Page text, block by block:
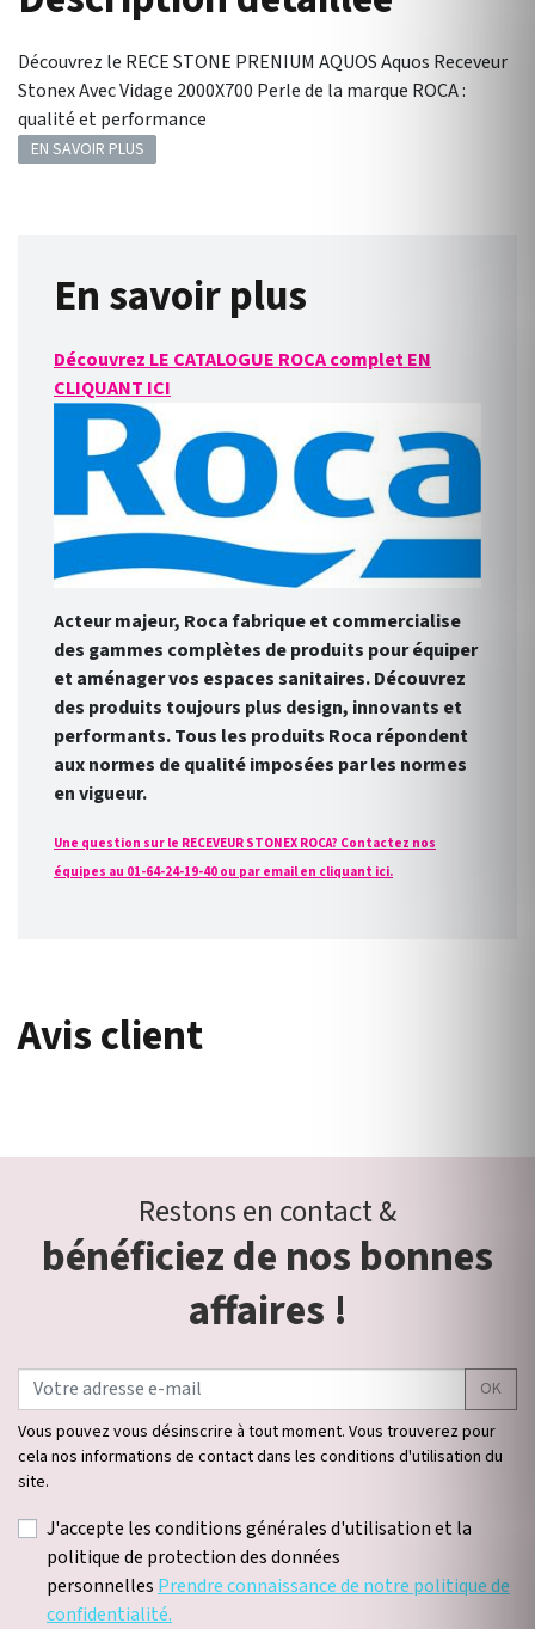
Découvrez le RECE STONE PRENIUM AQUOS Aquos Receveur
Stonex Avec Vidage 2000X700 Perle de la marque ROCA :
qualité et performance
EN SAVOIR PLUS
En savoir plus
Découvrez LE CATALOGUE ROCA complet EN
CLIQUANT ICI
Acteur majeur, Roca fabrique et commercialise
des gammes complètes de produits pour équiper
et aménager vos espaces sanitaires. Découvrez
des produits toujours plus design, innovants et
performants. Tous les produits Roca répondent
aux normes de qualité imposées par les normes
en vigueur.
Une question sur le RECEVEUR STONEX ROCA? Contactez nos
équipes au 01-64-24-19-40 ou par email en cliquant ici.
Avis client
Restons en contact &
bénéficiez de nos bonnes
affaires !
OK
Vous pouvez vous désinscrire à tout moment. Vous trouverez pour
cela nos informations de contact dans les conditions d'utilisation du
site.
J'accepte les conditions générales d'utilisation et la
politique de protection des données
personnelles Prendre connaissance de notre politique de
confidentialité.